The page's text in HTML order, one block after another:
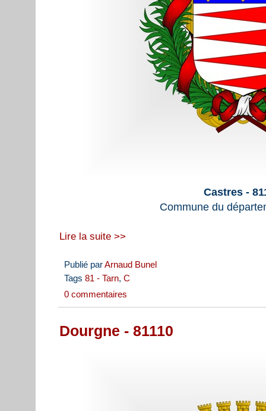
Castres -
Commune du
Lire la suite >>
Publié parArnaud Bunel
Tags 81 - Tarn, C
0 commentaires
Dourgne - 81110